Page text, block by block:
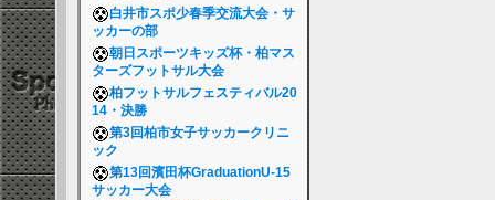
白井市スポ少春季交流大会・サ
ッカーの部
朝日スポーツキッズ杯・柏マス
ターズフットサル大会
柏フットサルフェスティバル20
14・決勝
第3回柏市女子サッカークリニ
ック
第13回濱田杯GraduationU-15
サッカー大会